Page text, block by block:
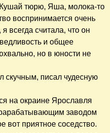
тюрю, Яша, молока-то
воспринимается очень
всегда считала, что он
и общее
но в юности не
скучным, писал чудесную
на окраине Ярославля
заводом
вот приятное соседство.